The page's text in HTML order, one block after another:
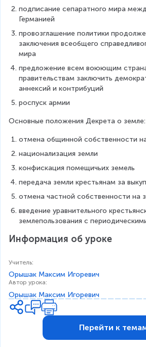
подписание сепаратного мира
Германией
провозглашение политики
заключения всеобщего
мира
предложение всем воюющим
правительствам заключить
аннексий и контрибуций
роспуск армии
Основные положения Декрета о земле:
отмена общинной собственности
национализация земли
конфискация помещичьих земель
передача земли крестьянам за выкуп
отмена частной собственности на
введение уравнительного
землепользования с
Информация об уроке
Учитель:
Орышак Максим Игоревич
Автор урока:
Орышак Максим Игоревич
Перейти к